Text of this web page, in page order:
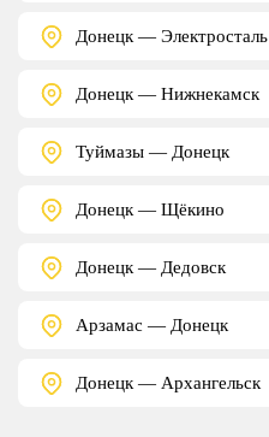
Донецк — Электросталь
Донецк — Нижнекамск
Туймазы — Донецк
Донецк — Щёкино
Донецк — Дедовск
Арзамас — Донецк
Донецк — Архангельск